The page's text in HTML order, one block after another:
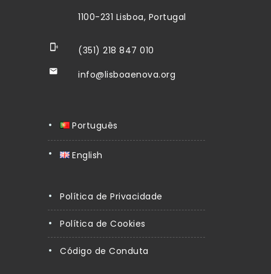
1100-231 Lisboa, Portugal
(351) 218 847 010
info@lisboaenova.org
Português
English
Política de Privacidade
Política de Cookies
Código de Conduta